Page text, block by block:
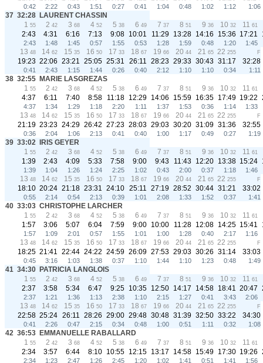
0:42 2:22 0:43 1:51 0:27 0:41 1:04 0:48 1:02 1:12 1:06
37 32:28 LAURENT CHASSIN
1 55 2 42 3 68 4 52 5 38 6 49 7 37 8 51 9 36 10 32 11 61
2:43 4:31 6:16 7:13 9:08 10:01 11:29 13:28 14:16 15:36 17:21
2:43 1:48 1:45 0:57 1:55 0:53 1:28 1:59 0:48 1:20 1:45
13 48 14 62 15 35 16 50 17 33 18 67 19 66 20 44 21 65 22 255 F
19:23 22:06 23:21 25:05 25:31 26:11 28:23 29:33 30:43 31:17 32:28
0:41 2:43 1:15 1:44 0:26 0:40 2:12 1:10 1:10 0:34 1:11
38 32:55 MARIE LASGREZAS
1 55 2 42 3 68 4 52 5 38 6 49 7 37 8 51 9 36 10 32 11 61
4:37 6:11 7:40 8:58 11:18 12:29 14:06 15:59 16:35 17:49 19:22
4:37 1:34 1:29 1:18 2:20 1:11 1:37 1:53 0:36 1:14 1:33
13 48 14 62 15 35 16 50 17 33 18 67 19 66 20 44 21 65 22 255 F
21:19 23:23 24:29 26:42 27:23 28:03 29:03 30:20 31:09 31:36 32:55
0:36 2:04 1:06 2:13 0:41 0:40 1:00 1:17 0:49 0:27 1:19
39 33:02
IRIS GEYER
1 55 2 42 3 68 4 52 5 38 6 49 7 37 8 51 9 36 10 32 11 61
1:39 2:43 4:09 5:33 7:58 9:00 9:43 11:43 12:20 13:38 15:24
1:39 1:04 1:26 1:24 2:25 1:02 0:43 2:00 0:37 1:18 1:46
13 48 14 62 15 35 16 50 17 33 18 67 19 66 20 44 21 65 22 255 F
18:10 20:24 21:18 23:31 24:10 25:11 27:19 28:52 30:44 31:21 33:02
0:55 2:14 0:54 2:13 0:39 1:01 2:08 1:33 1:52 0:37 1:41
40 33:03 CHRISTOPHE LARCHER
1 55 2 42 3 68 4 52 5 38 6 49 7 37 8 51 9 36 10 32 11 61
1:57 3:06 5:07 6:04 7:59 9:00 10:00 11:28 12:08 14:25 15:41
1:57 1:09 2:01 0:57 1:55 1:01 1:00 1:28 0:40 2:17 1:16
13 48 14 62 15 35 16 50 17 33 18 67 19 66 20 44 21 65 22 255 F
18:25 21:41 22:44 24:22 24:59 26:09 27:53 29:03 30:26 31:14 33:03
0:45 3:16 1:03 1:38 0:37 1:10 1:44 1:10 1:23 0:48 1:49
41 34:30 PATRICIA LANGLOIS
1 55 2 42 3 68 4 52 5 38 6 49 7 37 8 51 9 36 10 32 11 61
2:37 3:58 5:34 6:47 9:25 10:35 12:50 14:17 14:58 18:41 20:47
2:37 1:21 1:36 1:13 2:38 1:10 2:15 1:27 0:41 3:43 2:06
13 48 14 62 15 35 16 50 17 33 18 67 19 66 20 44 21 65 22 255 F
22:58 25:24 26:11 28:26 29:00 29:48 30:48 31:39 32:50 33:22 34:30
0:41 2:26 0:47 2:15 0:34 0:48 1:00 0:51 1:11 0:32 1:08
42 36:53 EMMANUELLE RABALLARD
1 55 2 42 3 68 4 52 5 38 6 49 7 37 8 51 9 36 10 32 11 61
2:34 3:57 6:44 8:10 10:55 12:15 13:17 14:58 15:49 17:30 19:26
2:34 1:23 2:47 1:26 2:45 1:20 1:02 1:41 0:51 1:41 1:56